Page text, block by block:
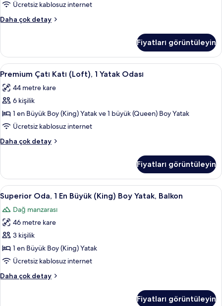
için
tüm
fotoğrafları
Ücretsiz kablosuz internet
Daha çok detay
Premium
(Suite)
hakkında
daha
detay
Fiyatları görüntüleyin
Premium
Çatı
Katı
(Loft),
1
Yatak
Odası
için
fotoğrafları
görün
Premium Çatı Katı (Loft), 1 Yatak
12
Premium Çatı Katı (Loft), 1 Yatak Odası
44 metre kare
6 kişilik
1 en Büyük Boy (King) Yatak ve 1 büyük (Queen) Boy Yatak
Ücretsiz kablosuz internet
Daha çok detay
Premium
1
Yatak
Odası
hakkında
daha
fazla
detay
Fiyatları görüntüleyin
Superior
Oda,
1
En
Büyük
(King)
Boy
Balkon
Superior Oda, 1 En Büyük (King)
9
Superior Oda, 1 En Büyük (King) Boy Yatak, Balkon
Dağ manzarası
46 metre kare
3 kişilik
1 en Büyük Boy (King) Yatak
Ücretsiz kablosuz internet
Daha çok detay
Superior
Fiyatları görüntüleyin